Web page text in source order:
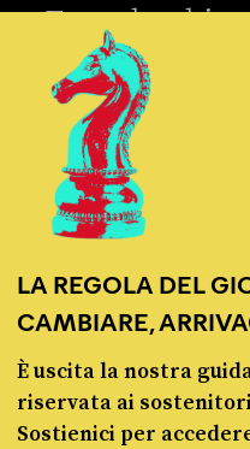
LA REGOLA DEL
CAMBIARE,
È uscita la nostra
riservata ai
Sostienici per
Fact-
politica